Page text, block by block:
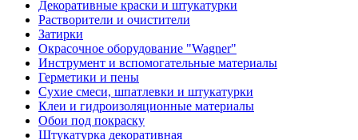
Декоративные краски и штукатурки
Растворители и очистители
Затирки
Окрасочное оборудование "Wagner"
Инструмент и вспомогательные материалы
Герметики и пены
Сухие смеси, шпатлевки и штукатурки
Клеи и гидроизоляционные материалы
Обои под покраску
Штукатурка декоративная